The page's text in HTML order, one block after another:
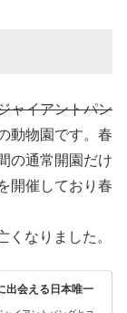
ャイアントパン
動物園です。春
の通常開園だけ
開催しており春
なりました。
出会える日本唯一